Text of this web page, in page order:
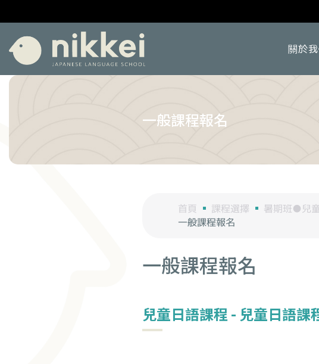
關於
一般課程報名
首頁 課程選擇 暑期班●兒
一般課程報名
一般課程報名
兒童日語課程 - 兒童日語